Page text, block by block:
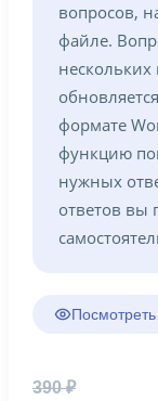
вопросов,
файле.
формате
функцию
нужных
ответов вы
390₽